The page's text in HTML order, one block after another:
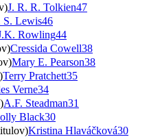
J. R. R. Tolkien47
S. Lewis46
Rowling44
Cressida Cowell38
Mary E. Pearson38
Terry Pratchett35
Verne34
A.F. Steadman31
Black30
Kristina Hlaváčková30